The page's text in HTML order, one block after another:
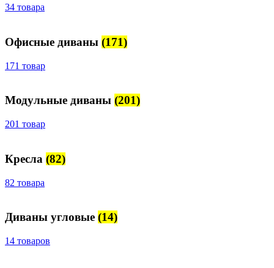
34 товара
Офисные диваны (171)
171 товар
Модульные диваны (201)
201 товар
Кресла (82)
82 товара
Диваны угловые (14)
14 товаров